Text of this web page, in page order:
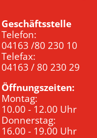
Geschäftsstelle
Telefon:
04163 /80 230 10
Telefax:
04163 / 80 230 29
Öffnungszeiten:
Montag:
10.00 - 12.00 Uhr
Donnerstag:
16.00 - 19.00 Uhr